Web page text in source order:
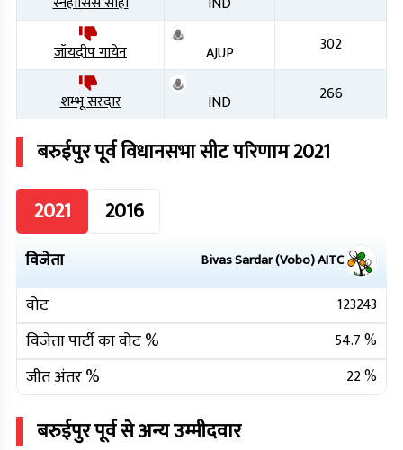
जॉयदीप गायेन AJUP 302
शम्भू सरदार IND 266
बरुईपुर पूर्वविधानसभा सीट परिणाम2021
2021
2016
विजेता Bivas Sardar (Vobo)AITC
वोट 123243
विजेता पार्टी का वोट % 54.7%
जीत अंतर % 22%
बरुईपुर पूर्वसे अन्य उम्मीदवार